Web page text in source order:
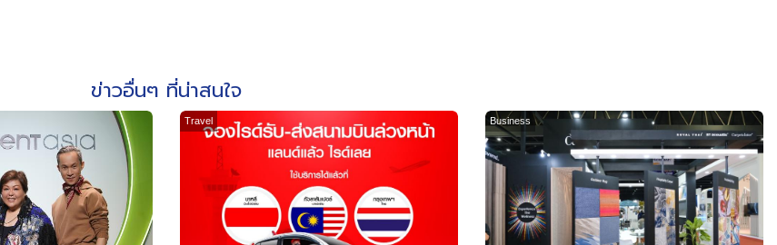
ข่าวอื่นๆ ที่น่าสนใจ
Travel Business